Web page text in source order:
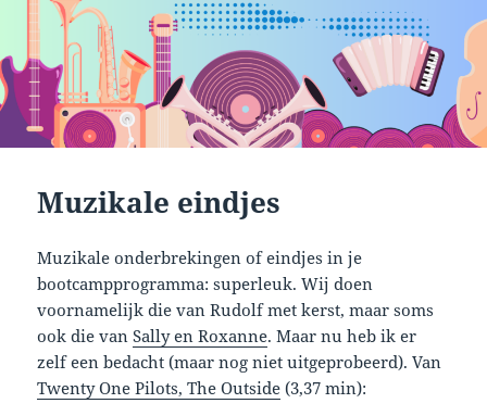
Muzikale eindjes
Muzikale onderbrekingen of eindjes in je
bootcampprogramma: superleuk. Wij doen
voornamelijk die van Rudolf met kerst, maar soms
ook die vanSally en Roxanne. Maar nu heb ik er
zelf een bedacht (maar nog niet uitgeprobeerd). Van
Twenty One Pilots, The Outside (3,37 min):